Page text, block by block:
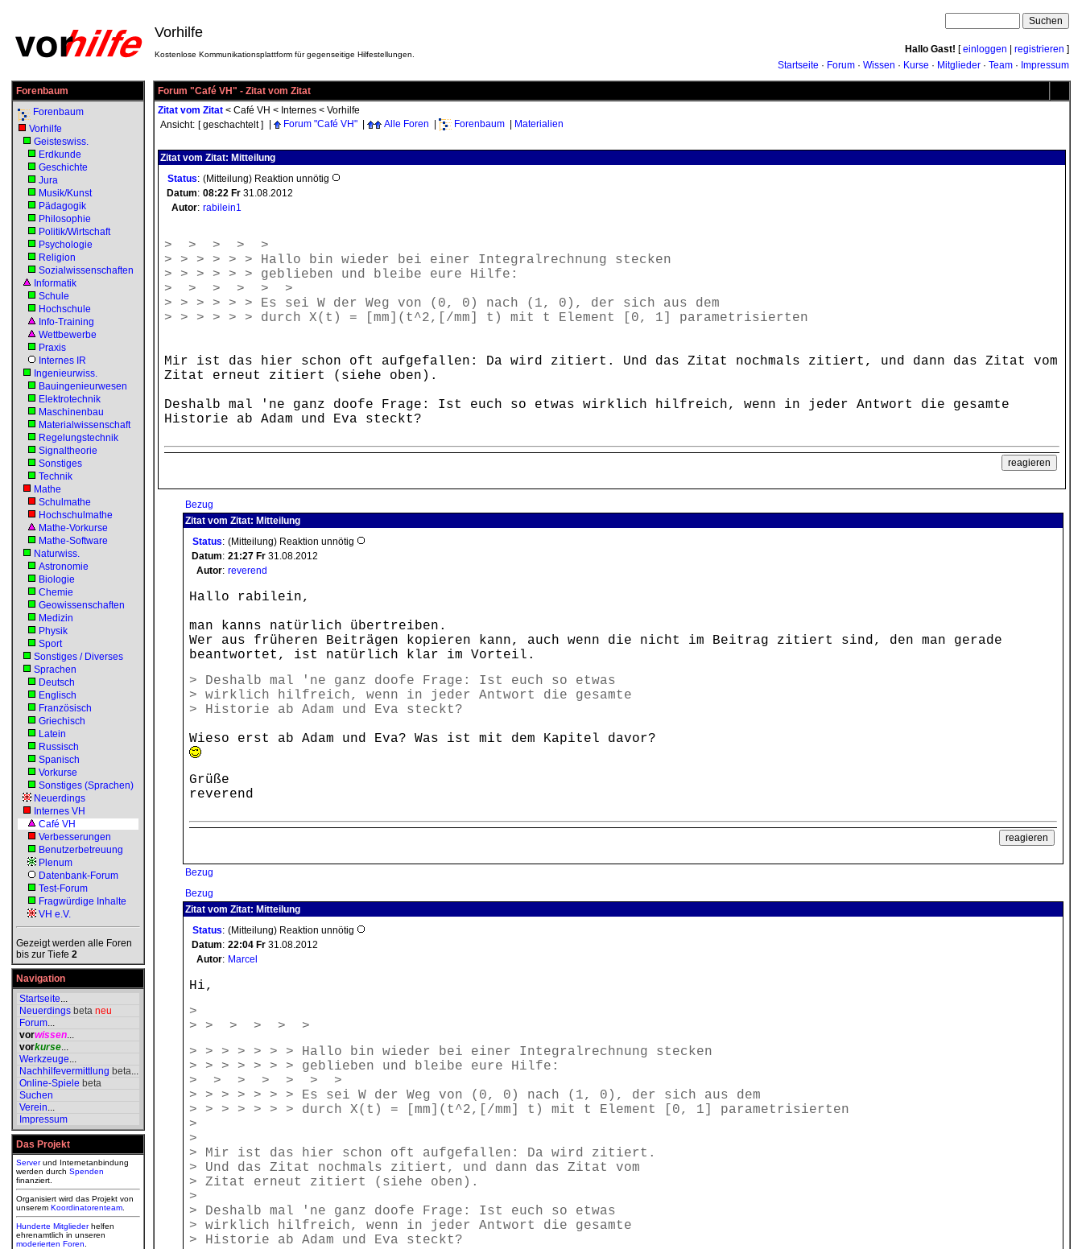
Vorhilfe
Kostenlose Kommunikationsplattform für gegenseitige Hilfestellungen. Hallo Gast! [einloggen registrieren ]
Startseite · Forum · Wissen · Kurse · Mitglieder · Team · Impressum
Forenbaum
Forenbaum
Vorhilfe
Geisteswiss.
Erdkunde
Geschichte
Jura
Musik/Kunst
Pädagogik
Philosophie
Politik/Wirtschaft
Psychologie
Religion
Sozialwissenschaften
Informatik
Schule
Hochschule
Info-Training
Wettbewerbe
Praxis
Internes IR
Ingenieurwiss.
Bauingenieurwesen
Elektrotechnik
Maschinenbau
Materialwissenschaft
Regelungstechnik
Signaltheorie
Sonstiges
Technik
Mathe
Schulmathe
Hochschulmathe
Mathe-Vorkurse
Mathe-Software
Naturwiss.
Astronomie
Biologie
Chemie
Geowissenschaften
Medizin
Physik
Sport
Sonstiges / Diverses
Sprachen
Deutsch
Englisch
Französisch
Griechisch
Latein
Russisch
Spanisch
Vorkurse
Sonstiges (Sprachen)
Neuerdings
Internes VH
Café VH
Verbesserungen
Benutzerbetreuung
Plenum
Datenbank-Forum
Test-Forum
Fragwürdige Inhalte
VH e.V.
Gezeigt werden alle Foren
bis zur Tiefe 2
Navigation
Startseite...
Neuerdings beta neu
Forum...
vorwissen...
vorkurse...
Werkzeuge...
Nachhilfevermittlung beta...
Online-Spiele beta
Suchen
Verein...
Impressum
Das Projekt
Serverund Internetanbindung
werden durch Spenden
finanziert.
Organisiert wird das Projekt von
unserem Koordinatorenteam
Hunderte Mitgliederhelfen
ehrenamtlich in unseren
moderierten Foren
Forum "Café VH" - Zitat vom Zitat
Zitat vom Zitat < Café VH < Internes < Vorhilfe
Ansicht: [ geschachtelt ] Forum "Café VH" Alle Foren Forenbaum Materialien
Zitat vom Zitat: Mitteilung
Status: (Mitteilung) Reaktion unnötig
Datum: 08:22 Fr 31.08.2012
Autor: rabilein1
> > > > >
> > > > > > Hallo bin wieder bei einer Integralrechnung stecken
> > > > > > geblieben und bleibe eure Hilfe:
> > > > > >
> > > > > > Es sei W der Weg von (0, 0) nach (1, 0), der sich aus dem
> > > > > > durch X(t) = [mm](t^2,[/mm] t) mit t Element [0, 1] parametrisierten
Mir ist das hier schon oft aufgefallen: Da wird zitiert. Und das Zitat nochmals zitiert, und dann das Zitat vom
Zitat erneut zitiert (siehe oben).
Deshalb mal 'ne ganz doofe Frage: Ist euch so etwas wirklich hilfreich, wenn in jeder Antwort die gesamte
Historie ab Adam und Eva steckt?
Bezug
Zitat vom Zitat: Mitteilung
Status: (Mitteilung) Reaktion unnötig
Datum: 21:27 Fr 31.08.2012
Autor: reverend
Hallo rabilein,
man kanns natürlich übertreiben.
Wer aus früheren Beiträgen kopieren kann, auch wenn die nicht im Beitrag zitiert sind, den man gerade
beantwortet, ist natürlich klar im Vorteil.
> Deshalb mal 'ne ganz doofe Frage: Ist euch so etwas
> wirklich hilfreich, wenn in jeder Antwort die gesamte
> Historie ab Adam und Eva steckt?
Wieso erst ab Adam und Eva? Was ist mit dem Kapitel davor?
Grüße
reverend
Bezug
Bezug
Zitat vom Zitat: Mitteilung
Status: (Mitteilung) Reaktion unnötig
Datum: 22:04 Fr 31.08.2012
Autor: Marcel
Hi,
>
> > > > > >
> > > > > > > Hallo bin wieder bei einer Integralrechnung stecken
> > > > > > > geblieben und bleibe eure Hilfe:
> > > > > > >
> > > > > > > Es sei W der Weg von (0, 0) nach (1, 0), der sich aus dem
> > > > > > > durch X(t) = [mm](t^2,[/mm] t) mit t Element [0, 1] parametrisierten
>
>
> Mir ist das hier schon oft aufgefallen: Da wird zitiert.
> Und das Zitat nochmals zitiert, und dann das Zitat vom
> Zitat erneut zitiert (siehe oben).
>
> Deshalb mal 'ne ganz doofe Frage: Ist euch so etwas
> wirklich hilfreich, wenn in jeder Antwort die gesamte
> Historie ab Adam und Eva steckt?